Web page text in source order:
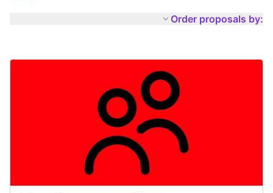
Order proposals by: